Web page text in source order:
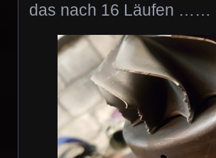
das nach 16 Läufen ……